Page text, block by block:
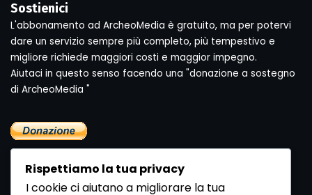
Sostienici
L'abbonamento ad ArcheoMedia è gratuito, ma per potervi
dare un servizio sempre più completo, più tempestivo e
migliore richiede maggiori costi e maggior impegno.
Aiutaci in questo senso facendo una "donazione a sostegno
di ArcheoMedia "
Rispettiamo la tua privacy
I cookie ci aiutano a migliorare la tua